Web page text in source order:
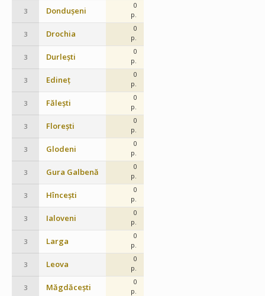
3 Dondușeni
0
p.
3 Drochia
0
p.
3 Durlești
0
p.
3 Edineț
0
p.
3 Fălești
0
p.
3 Florești
0
p.
3 Glodeni
0
p.
3 Gura Galbenă
0
p.
3 Hîncești
0
p.
3 Ialoveni
0
p.
3 Larga
0
p.
3 Leova
0
p.
3 Măgdăcești
0
p.